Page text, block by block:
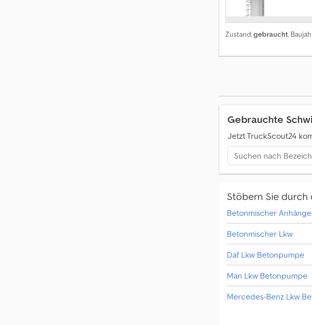
Zustand:gebraucht,
Gebrauchte
Jetzt TruckScout24
Stöbern Sie
Betonmischer
Betonmischer Lkw
Daf Lkw Betonpumpe
Man Lkw Betonpumpe